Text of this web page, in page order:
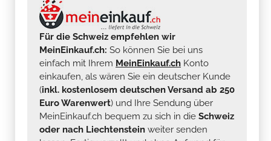
Für die Schweiz empfehlen wir
MeinEinkauf.ch: So können Sie bei uns
einfach mit Ihrem MeinEinkauf.ch Konto
einkaufen, als wären Sie ein deutscher Kunde
(inkl. kostenlosem deutschen Versand ab 250
Euro Warenwert) und Ihre Sendung über
MeinEinkauf.ch bequem zu sich in die Schweiz
oder nach Liechtenstein weiter senden